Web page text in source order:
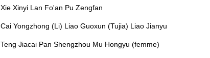
Xie Xinyi Lan Fo'an Pu Zengfan
Cai Yongzhong (Li) Liao Guoxun (Tujia) Liao Jianyu
Teng Jiacai Pan Shengzhou Mu Hongyu (femme)